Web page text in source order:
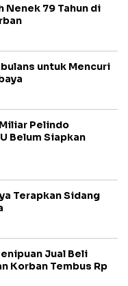
Nenek 79 Tahun di
untuk Mencuri
Pelindo
Belum Siapkan
Terapkan Sidang
Jual Beli
Korban Tembus Rp